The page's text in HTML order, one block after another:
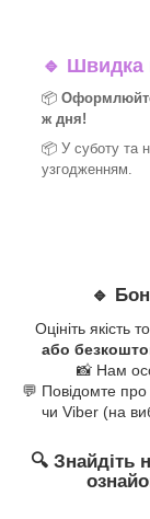
🔹 Швидка
📦
ж дня!
📦 У суботу та
узгодженням.
🔹
Оцініть
або
📸 Нам
💬 Повідомте
чи Viber (на
🔍 Знайдіть